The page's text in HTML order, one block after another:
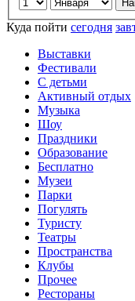
Куда пойти сегодня
Выставки
Фестивали
С детьми
Активный отдых
Музыка
Шоу
Праздники
Образование
Бесплатно
Музеи
Парки
Погулять
Туристу
Театры
Пространства
Клубы
Прочее
Рестораны